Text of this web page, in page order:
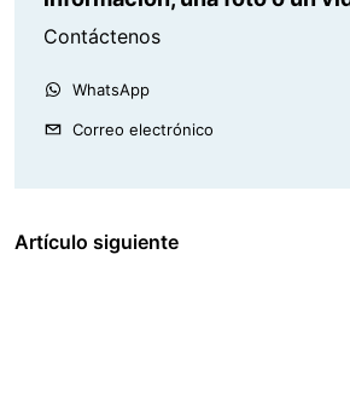
Contáctenos
WhatsApp
Correo electrónico
Artículo siguiente